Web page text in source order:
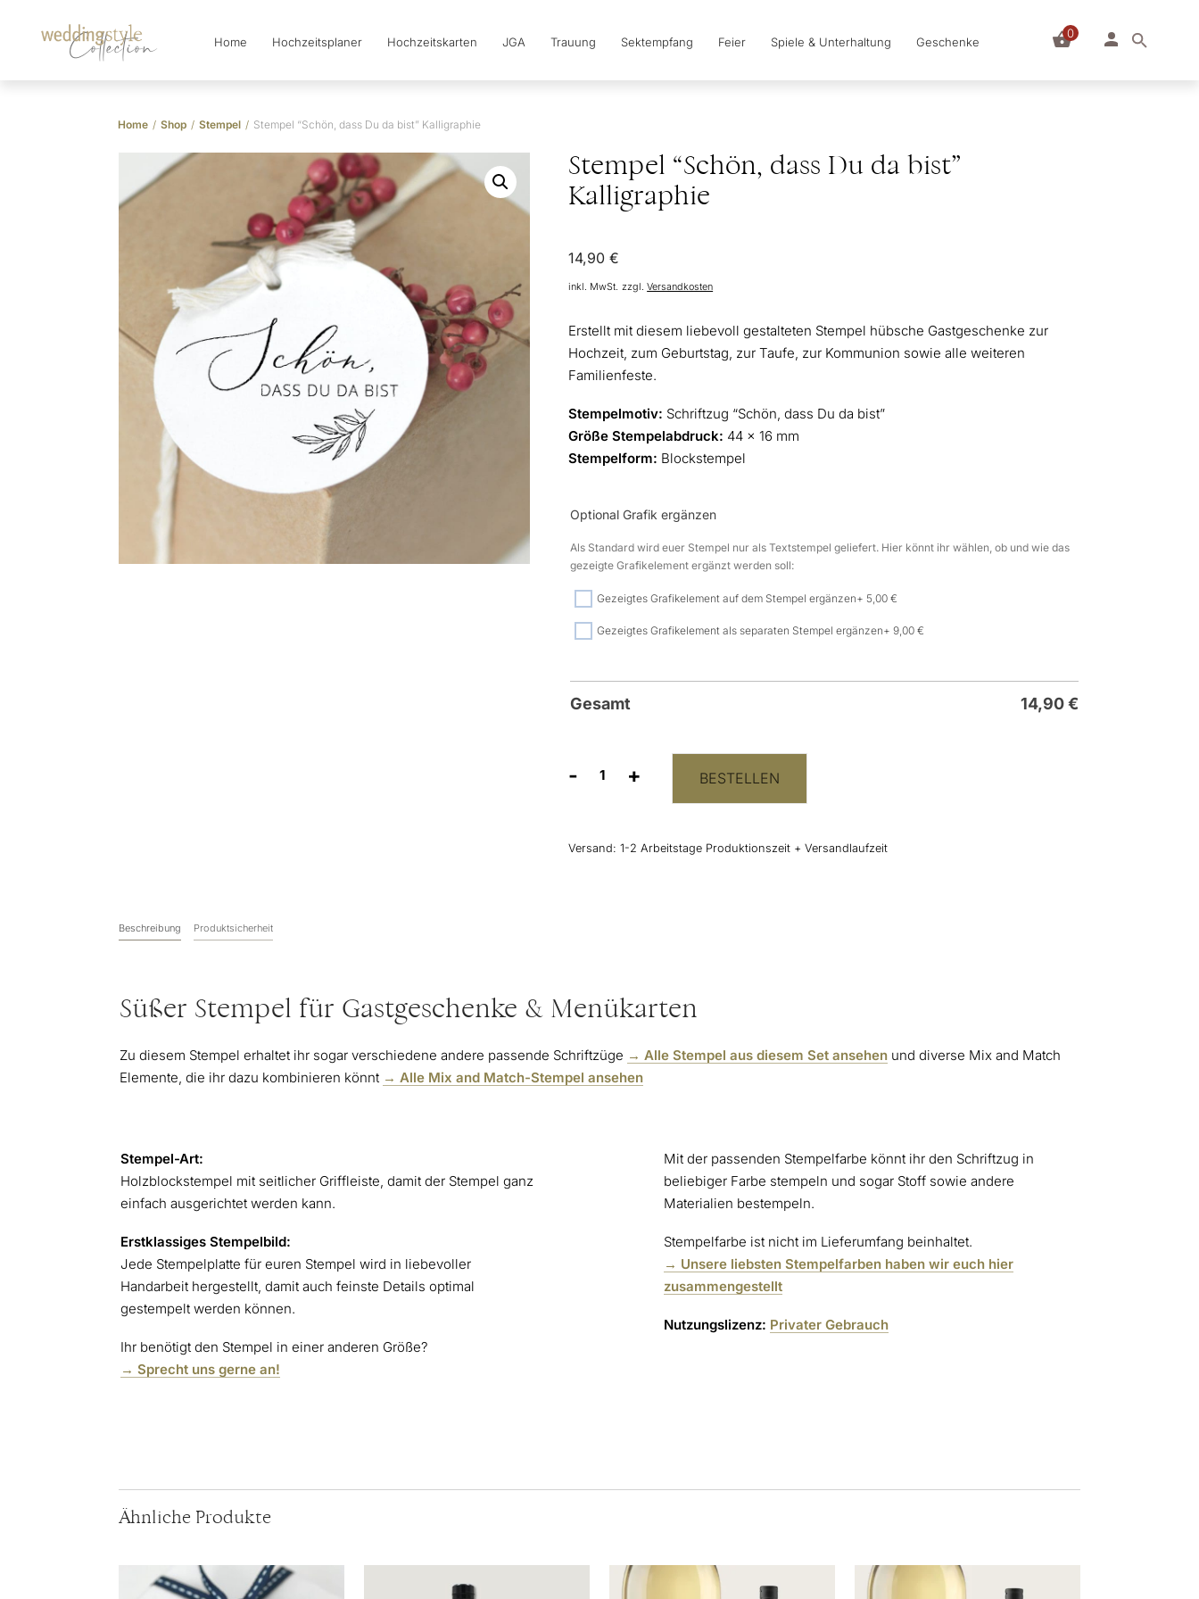
Collection Home Hochzeitsplaner Hochzeitskarten JGA Trauung Sektempfang Feier Spiele & Unterhaltung Geschenke
0
Home / Shop / Stempel / Stempel “Schön, dass Du da bist” Kalligraphie
Stempel “Schön, dass Du da bist”
Kalligraphie
14,90€
inkl. MwSt. zzgl.Versandkosten
Erstellt mit diesem liebevoll gestalteten Stempel hübsche Gastgeschenke zur
Hochzeit, zum Geburtstag, zur Taufe, zur Kommunion sowie alle weiteren
Familienfeste.
Stempelmotiv: Schriftzug “Schön, dass Du da bist”
Größe Stempelabdruck: 44 x 16 mm
Stempelform: Blockstempel
Optional Grafik ergänzen
Als Standard wird euer Stempel nur als Textstempel geliefert. Hier könnt ihr wählen, ob und wie das
gezeigte Grafikelement ergänzt werden soll:
Gezeigtes Grafikelement auf dem Stempel ergänzen+ 5,00 €
Gezeigtes Grafikelement als separaten Stempel ergänzen+ 9,00 €
Gesamt 14,90€
-
Stempel
Du
+ BESTELLEN
Versand:1-2 Arbeitstage Produktionszeit + Versandlaufzeit
Beschreibung Produktsicherheit
Süßer Stempel für Gastgeschenke & Menükarten
Zu diesem Stempel erhaltet ihr sogar verschiedene andere passende Schriftzüge → Alle Stempel aus diesem Set ansehen und diverse Mix and Match
Elemente, die ihr dazu kombinieren könnt → Alle Mix and Match-Stempel ansehen
Stempel-Art:
Holzblockstempel mit seitlicher Griffleiste, damit der Stempel ganz
einfach ausgerichtet werden kann.
Erstklassiges Stempelbild:
Jede Stempelplatte für euren Stempel wird in liebevoller
Handarbeit hergestellt, damit auch feinste Details optimal
gestempelt werden können.
Ihr benötigt den Stempel in einer anderen Größe?
→ Sprecht uns gerne an!
Mit der passenden Stempelfarbe könnt ihr den Schriftzug in
beliebiger Farbe stempeln und sogar Stoff sowie andere
Materialien bestempeln.
Stempelfarbe ist nicht im Lieferumfang beinhaltet.
→ Unsere liebsten Stempelfarben haben wir euch hier
zusammengestellt
Nutzungslizenz: Privater Gebrauch
Ähnliche Produkte
Dieses
Produkt
Dieses
Produkt